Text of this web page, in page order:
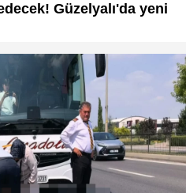
Güzelyalı'da yeni